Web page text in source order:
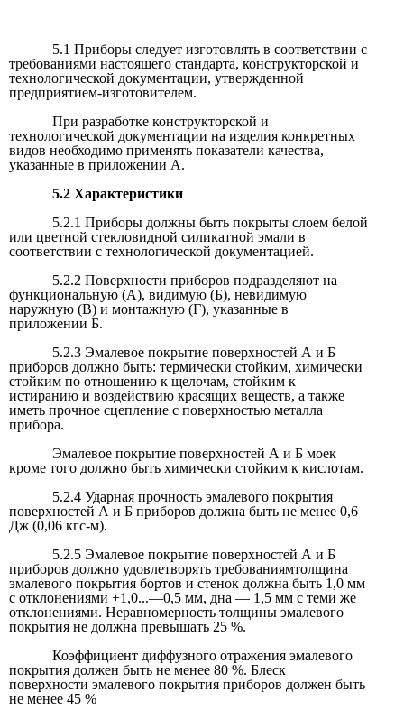
5.1 Приборы следует изготовлять в соответствии с
требованиями настоящего стандарта, конструкторской и
технологической документации, утвержденной
предприятием-изготовителем.
При разработке конструкторской и
технологической документации на изделия конкретных
видов необходимо применять показатели качества,
указанные в приложении А.
5.2 Характеристики
5.2.1 Приборы должны быть покрыты слоем белой
или цветной стекловидной силикатной эмали в
соответствии с технологической документацией.
5.2.2 Поверхности приборов подразделяют на
функциональную (А), видимую (Б), невидимую
наружную (В) и монтажную (Г), указанные в
приложении Б.
5.2.3 Эмалевое покрытие поверхностей А и Б
приборов должно быть: термически стойким, химически
стойким по отношению к щелочам, стойким к
истиранию и воздействию красящих веществ, а также
иметь прочное сцепление с поверхностью металла
прибора.
Эмалевое покрытие поверхностей А и Б моек
кроме того должно быть химически стойким к кислотам.
5.2.4 Ударная прочность эмалевого покрытия
поверхностей А и Б приборов должна быть не менее 0,6
Дж (0,06 кгс-м).
5.2.5 Эмалевое покрытие поверхностей А и Б
приборов должно удовлетворять требованиямтолщина
эмалевого покрытия бортов и стенок должна быть 1,0 мм
с отклонениями +1,0...—0,5 мм, дна — 1,5 мм с теми же
отклонениями. Неравномерность толщины эмалевого
покрытия не должна превышать 25 %.
Коэффициент диффузного отражения эмалевого
покрытия должен быть не менее 80 %. Блеск
поверхности эмалевого покрытия приборов должен быть
не менее 45 %